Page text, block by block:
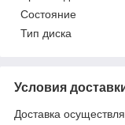
Состояние
Тип диска
Условия
Доставка